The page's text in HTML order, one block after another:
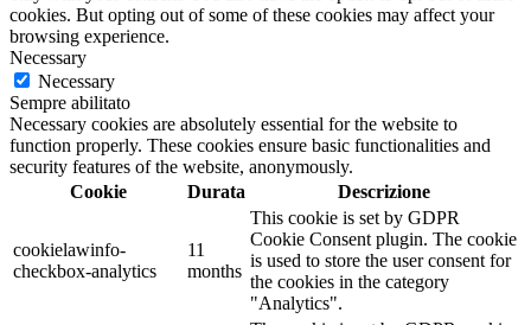
cookies. But opting out of some of these cookies may affect your
browsing experience.
Necessary
Necessary
Sempre abilitato
Necessary cookies are absolutely essential for the website to
function properly. These cookies ensure basic functionalities and
security features of the website, anonymously.
Cookie
Durata Descrizione
cookielawinfo-
checkbox-analytics
11
months
This cookie is set by GDPR
Cookie Consent plugin. The cookie
is used to store the user consent for
the cookies in the category
"Analytics".